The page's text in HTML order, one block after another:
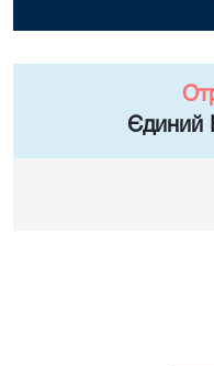
Єдиний